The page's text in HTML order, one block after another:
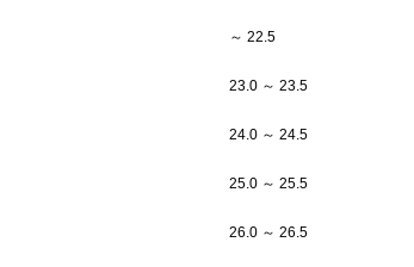
～ 22.5
23.0 ～ 23.5
24.0 ～ 24.5
25.0 ～ 25.5
26.0 ～ 26.5